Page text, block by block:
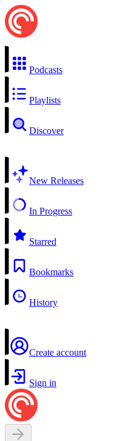
Podcasts
Playlists
Discover
New Releases
In Progress
Starred
Bookmarks
History
Create account
Sign in